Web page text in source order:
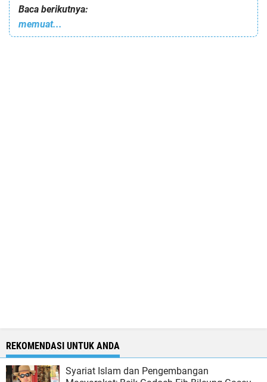
Baca berikutnya:
memuat...
REKOMENDASI UNTUK ANDA
Syariat Islam dan Pengembangan